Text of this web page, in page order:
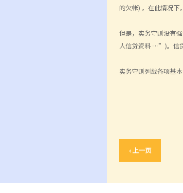
的欠帐) ，在此情况下
但是，实务守则没有
人信贷资料 …”)。信
实务守则列载各项基
‹ 上一页
果?
士/机构或会不受私隐条例或保